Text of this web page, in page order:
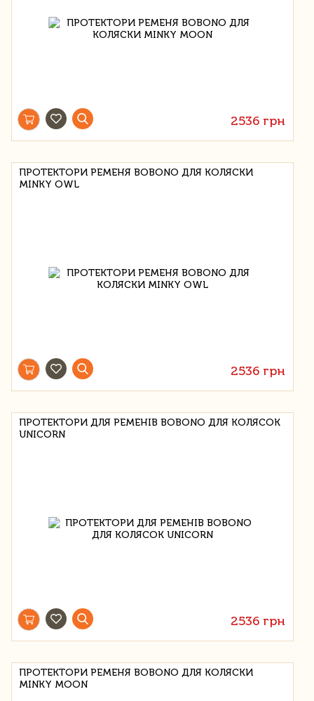
2536 грн
ПРОТЕКТОРИ РЕМЕНЯ BOBONO ДЛЯ КОЛЯСКИ
MINKY OWL
2536 грн
ПРОТЕКТОРИ ДЛЯ РЕМЕНІВ BOBONO ДЛЯ КОЛЯСОК
UNICORN
2536 грн
ПРОТЕКТОРИ РЕМЕНЯ BOBONO ДЛЯ КОЛЯСКИ
MINKY MOON